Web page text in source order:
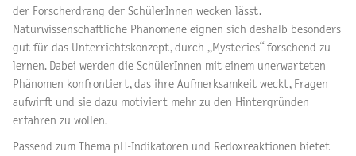
der Forscherdrang der SchülerInnen wecken lässt.
Naturwissenschaftliche Phänomene eignen sich deshalb besonders
gut für das Unterrichtskonzept, durch „Mysteries“ forschend zu
lernen. Dabei werden die SchülerInnen mit einem unerwarteten
Phänomen konfrontiert, das ihre Aufmerksamkeit weckt, Fragen
aufwirft und sie dazu motiviert mehr zu den Hintergründen
erfahren zu wollen.
Passend zum Thema pH-Indikatoren und Redoxreaktionen bietet